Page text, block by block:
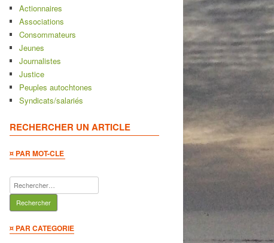
Actionnaires
Associations
Consommateurs
Jeunes
Journalistes
Justice
Peuples autochtones
Syndicats/salariés
RECHERCHER UN ARTICLE
¤ PAR MOT-CLE
Rechercher :
¤ PAR CATEGORIE